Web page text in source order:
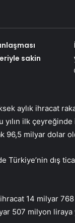
sakin
aylık ihracat
ilk
96,5 milyar dolar
Türkiye’nin dış
14 milyar
507 milyon liraya